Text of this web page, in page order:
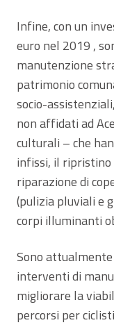
Infine, con un
euro nel 2019 ,
manutenzione
patrimonio
socio-
non affidati ad
culturali – che
infissi, il
riparazione di
(pulizia pluviali e
corpi illuminanti
Sono attualmente
interventi di
migliorare la
percorsi per